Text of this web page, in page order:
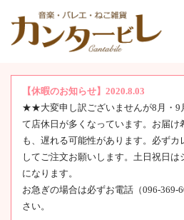
【休暇のお知らせ】2020.8.03
★★大変申し訳ございませんが8月・9
て店休日が多くなっています。お届け
も、遅れる可能性があります。必ずカ
してご注文お願いします。土日祝日
になります。
お急ぎの場合は必ずお電話（096-369-
さい。